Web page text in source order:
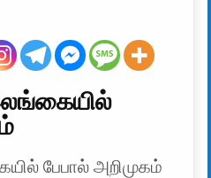
பேபால் அறிமுகம்